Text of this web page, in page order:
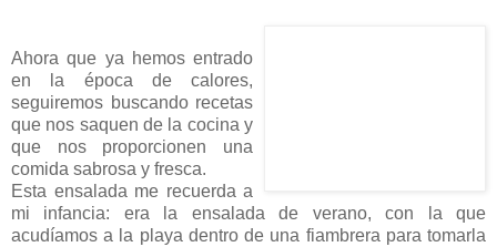
Ahora que ya hemos entrado
en la época de calores,
seguiremos buscando recetas
que nos saquen de la cocina y
que nos proporcionen una
comida sabrosa y fresca.
Esta ensalada me recuerda a
mi infancia: era la ensalada de verano, con la que
acudíamos a la playa dentro de una fiambrera para tomarla